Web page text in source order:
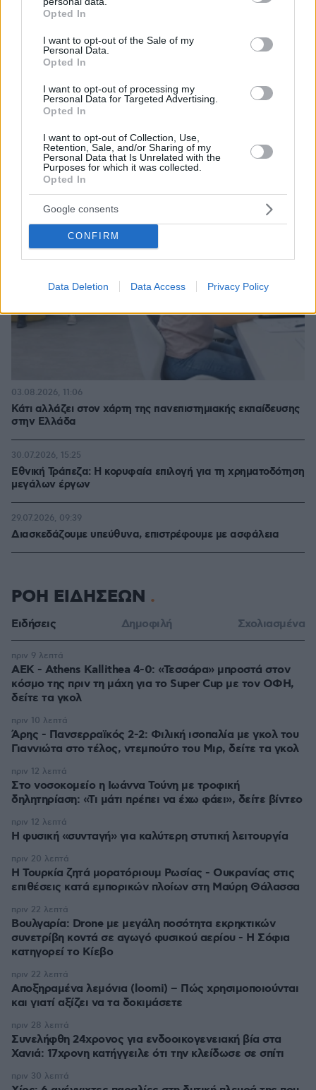
grant or deny consent to Google and its third-party tags to
use your data for below specified purposes in below Google
consent section.
Opted In
I want to opt-out of the Sale of my
Personal Data.
Opted In
I want to opt-out of processing my
Personal Data for Targeted Advertising.
Opted In
I want to opt-out of Collection, Use,
Retention, Sale, and/or Sharing of my
Personal Data that Is Unrelated with the
Purposes for which it was collected.
Opted In
Google consents
CONFIRM
Data Deletion Data Access Privacy Policy
Ο Ρίσι Σούνακ ανακοίνωσε πρόωρες εκλογές στις 4 Ιουλίου
Thema Insights
Κάτι αλλάζει στον χάρτη της πανεπιστημιακής εκπαίδευσης
στην Ελλάδα
03.08.2026, 11:06
Εθνική Τράπεζα: Η κορυφαία επιλογή για τη χρηματοδότηση
μεγάλων έργων
30.07.2026, 15:25
Διασκεδάζουμε υπεύθυνα, επιστρέφουμε με ασφάλεια
29.07.2026, 09:39
ΡΟΗ ΕΙΔΗΣΕΩΝ
Ειδήσεις Δημοφιλή Σχολιασμένα
ΑΕΚ - Athens Kallithea 4-0: «Τεσσάρα» μπροστά στον
κόσμο της πριν τη μάχη για το Super Cup με τον ΟΦΗ,
δείτε τα γκολ
πριν 9 λεπτά
Άρης - Πανσερραϊκός 2-2: Φιλική ισοπαλία με γκολ του
Γιαννιώτα στο τέλος, ντεμπούτο του Μιρ, δείτε τα γκολ
πριν 10 λεπτά
Στο νοσοκομείο η Ιωάννα Τούνη με τροφική
δηλητηρίαση: «Τι μάτι πρέπει να έχω φάει», δείτε βίντεο
πριν 12 λεπτά
Η φυσική «συνταγή» για καλύτερη στυτική λειτουργία
πριν 12 λεπτά
Η Τουρκία ζητά μορατόριουμ Ρωσίας - Ουκρανίας στις
επιθέσεις κατά εμπορικών πλοίων στη Μαύρη Θάλασσα
πριν 20 λεπτά
Βουλγαρία: Drone με μεγάλη ποσότητα εκρηκτικών
συνετρίβη κοντά σε αγωγό φυσικού αερίου - Η Σόφια
κατηγορεί το Κίεβο
πριν 22 λεπτά
Αποξηραμένα λεμόνια (loomi) – Πώς χρησιμοποιούνται
και γιατί αξίζει να τα δοκιμάσετε
πριν 22 λεπτά
Συνελήφθη 24χρονος για ενδοοικογενειακή βία στα
Χανιά: 17χρονη κατήγγειλε ότι την κλείδωσε σε σπίτι
πριν 28 λεπτά
πριν 30 λεπτά